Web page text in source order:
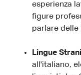
esperienza
figure
parlare delle
Lingue
all'italiano,